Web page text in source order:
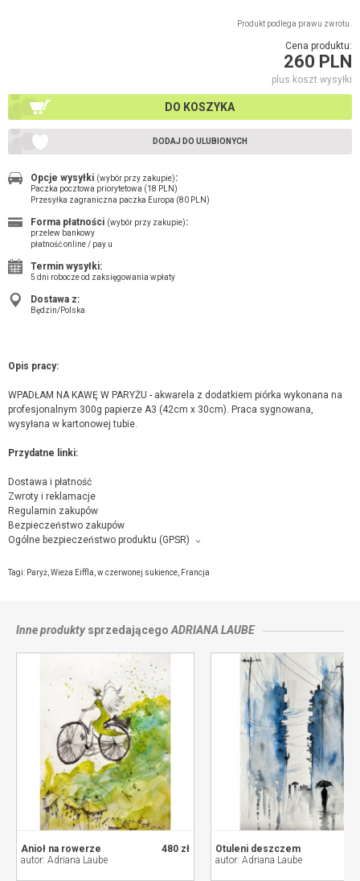
Produkt podlega prawu zwrotu.
Cena produktu:
260 PLN
plus koszt wysyłki
DO KOSZYKA
DODAJ DO ULUBIONYCH
Opcje wysyłki (wybór przy zakupie):
Paczka pocztowa priorytetowa (18 PLN)
Przesyłka zagraniczna paczka Europa (80 PLN)
Forma płatności (wybór przy zakupie):
przelew bankowy
płatność online / pay u
Termin wysyłki:
5 dni robocze od zaksięgowania wpłaty
Dostawa z:
Będzin/Polska
Opis pracy:
WPADŁAM NA KAWĘ W PARYŻU - akwarela z dodatkiem piórka wykonana na
profesjonalnym 300g papierze A3 (42cm x 30cm). Praca sygnowana,
wysyłana w kartonowej tubie.
Przydatne linki:
Dostawa i płatność
Zwroty i reklamacje
Regulamin zakupów
Bezpieczeństwo zakupów
Ogólne bezpieczeństwo produktu (GPSR)
Adriana Laube, ul. 1 Maja 2/2, 42-500 Będzin,
Tagi: Paryż Wieża Eiffla w czerwonej sukience Francja
Inne produktysprzedającego ADRIANA LAUBE
480 zł
Anioł na rowerze
autor: Adriana Laube
Otuleni deszczem
autor: Adriana Laube